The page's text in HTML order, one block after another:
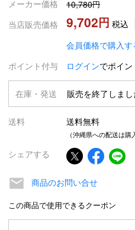
メーカー価格
10,780
当店販売価格
9,702 税込
会員価格で購入す
ポイント付与
ログインでポイ
在庫・発送 販売を終了しまし
送料 送料無料
（沖縄県への配送は購
シェアする
商品のお問い合せ
この商品で使用できるクーポン